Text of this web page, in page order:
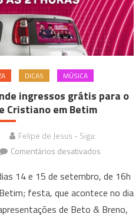
DICAS MÚSICA
ingressos grátis para o
Cristiano em Betim
Felipe de Jesus - Siga:
Comentários desativadosem
de
carros
rende
14 e 15 de setembro, de 16h
festa, que acontece no dia
de Beto & Breno,